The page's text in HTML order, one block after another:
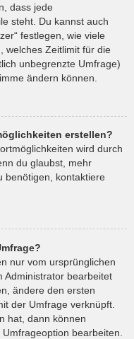
dass jede
steht. Du kannst auch
festlegen, wie viele
welches Zeitlimit für die
unbegrenzte Umfrage)
ändern können.
erstellen?
wird durch
du glaubst, mehr
benötigen, kontaktiere
nur vom ursprünglichen
Administrator bearbeitet
ändere den ersten
der Umfrage verknüpft.
hat, dann können
bearbeiten.